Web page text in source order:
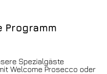
Programm
Spezialgäste
Welcome Prosecco oder